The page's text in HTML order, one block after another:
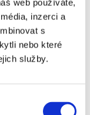
web používáte,
inzerci a
s
nebo které
služby.